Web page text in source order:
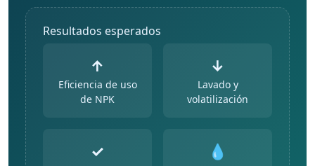
Resultados esperados
↑
Eficiencia de uso
de NPK
↓
Lavado y
volatilización
✓ 💧